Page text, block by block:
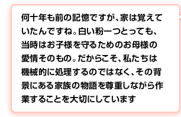
何十年も前の記憶ですが、家は覚えて
いたんですね。白い粉一つとっても、
当時はお子様を守るためのお母様の
愛情そのもの。だからこそ、私たちは
機械的に処理するのではなく、その背
景にある家族の物語を尊重しながら作
業することを大切にしています